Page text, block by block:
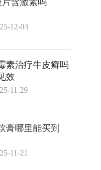
12-03
素治疗牛皮癣吗
效
11-29
膏哪里能买到
11-21